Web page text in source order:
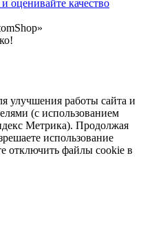
улучшения работы сайта и
(с использованием
Метрика). Продолжая
использование
отключить файлы cookie в